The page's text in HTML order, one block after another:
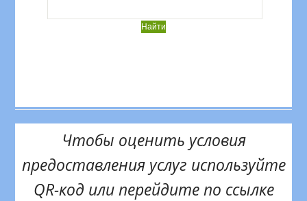
Чтобы оценить условия
предоставления услуг используйте
QR-код или перейдите по ссылке